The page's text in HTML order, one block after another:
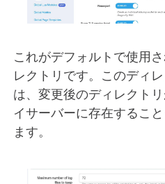
これがデフォルトで使用
レクトリです。このディ
は、変更後のディレクト
イサーバーに存在するこ
ます。